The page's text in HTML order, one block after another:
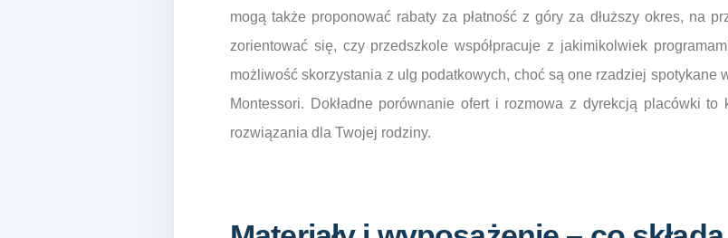
mogą także proponować rabaty za płatność z góry za dłuższy okres, na
zorientować się, czy przedszkole współpracuje z jakimikolwiek
możliwość skorzystania z ulg podatkowych, choć są one rzadziej spotykane
Montessori. Dokładne porównanie ofert i rozmowa z dyrekcją placówki
rozwiązania dla Twojej rodziny.